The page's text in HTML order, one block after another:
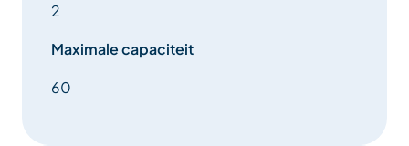
2
Maximale capaciteit
60